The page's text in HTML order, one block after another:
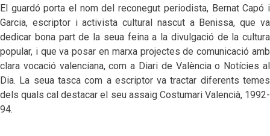
El guardó porta el nom del reconegut periodista, Bernat Capó i
Garcia, escriptor i activista cultural nascut a Benissa, que va
dedicar bona part de la seua feina a la divulgació de la cultura
popular, i que va posar en marxa projectes de comunicació amb
clara vocació valenciana, com a Diari de València o Notícies al
Dia. La seua tasca com a escriptor va tractar diferents temes
dels quals cal destacar el seu assaig Costumari Valencià, 1992-
94.